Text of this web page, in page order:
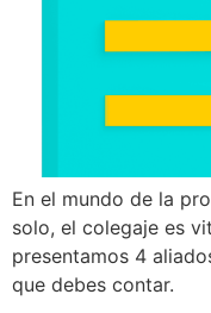
En el mundo de la
solo, el colegaje es
presentamos 4
que debes contar.